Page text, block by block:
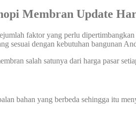
Membran Update
faktor yang perlu
sesuai dengan kebutuhan bangunan
salah satunya dari harga pasar
bahan yang berbeda sehingga itu